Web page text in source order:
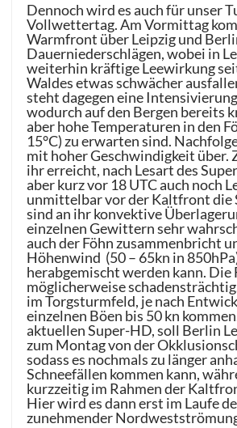
Dennoch wird es auch für unser
Vollwettertag. Am Vormittag
Warmfront über Leipzig und
Dauerniederschlägen, wobei in
weiterhin kräftige Leewirkung
Waldes etwas schwächer
steht dagegen eine
wodurch auf den Bergen bereits
aber hohe Temperaturen in den
15°C) zu erwarten sind.
mit hoher Geschwindigkeit über.
ihr erreicht, nach Lesart des
aber kurz vor 18 UTC auch noch
unmittelbar vor der Kaltfront die
sind an ihr konvektive
einzelnen Gewittern sehr
auch der Föhn zusammenbricht
Höhenwind (50 – 65kn in
herabgemischt werden kann. Die
möglicherweise
im Torgsturmfeld, je nach
einzelnen Böen bis 50 kn
aktuellen Super-HD, soll Berlin
zum Montag von der
sodass es nochmals zu länger
Schneefällen kommen kann,
kurzzeitig im Rahmen der
Hier wird es dann erst im Laufe
zunehmender